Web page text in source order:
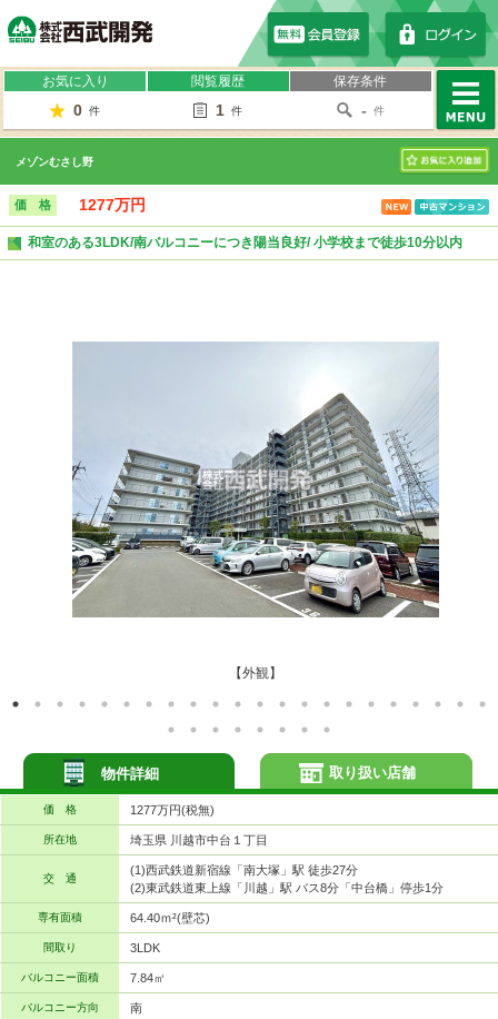
お気に入り
0 件
閲覧履歴
1 件
保存条件
- 件
MENU
メゾンむさし野
お気に入り
価 格 1277万円
和室のある3LDK/南バルコニーにつき陽当良好/ 小学校まで徒歩10分以内
【外観】
物件詳細
価 格 1277万円(税無)
所在地 埼玉県 川越市中台１丁目
交 通
(1)西武鉄道新宿線「南大塚」駅 徒歩27分
(2)東武鉄道東上線「川越」駅 バス8分「中台橋」停歩1分
専有面積 64.40ｍ²(壁芯)
間取り 3LDK
バルコニー面積 7.84㎡
バルコニー方向 南
取り扱い店舗